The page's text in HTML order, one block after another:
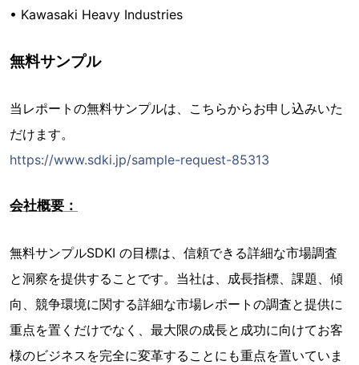
• Kawasaki Heavy Industries
無料サンプル
当レポートの無料サンプルは、こちらからお申し込みいた
だけます。
https://www.sdki.jp/sample-request-85313
会社概要：
無料サンプルSDKI の目標は、信頼できる詳細な市場調査
と洞察を提供することです。当社は、成長指標、課題、傾
向、競争環境に関する詳細な市場レポートの調査と提供に
重点を置くだけでなく、最大限の成長と成功に向けてお客
様のビジネスを完全に変革することにも重点を置いていま